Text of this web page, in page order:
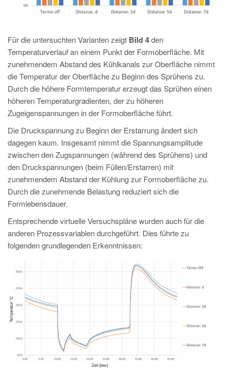
Für die untersuchten Varianten zeigt Bild 4den
Temperaturverlauf an einem Punkt der Formoberfläche. Mit
zunehmendem Abstand des Kühlkanals zur Oberfläche nimmt
die Temperatur der Oberfläche zu Beginn des Sprühens zu.
Durch die höhere Formtemperatur erzeugt das Sprühen einen
höheren Temperaturgradienten, der zu höheren
Zugeigenspannungen in der Formoberfläche führt.
Die Druckspannung zu Beginn der Erstarrung ändert sich
dagegen kaum. Insgesamt nimmt die Spannungsamplitude
zwischen den Zugspannungen (während des Sprühens) und
den Druckspannungen (beim Füllen/Erstarren) mit
zunehmendem Abstand der Kühlung zur Formoberfläche zu.
Durch die zunehmende Belastung reduziert sich die
Formlebensdauer.
Entsprechende virtuelle Versuchspläne wurden auch für die
anderen Prozessvariablen durchgeführt. Dies führte zu
folgenden grundlegenden Erkenntnissen: